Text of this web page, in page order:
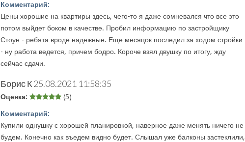
Комментарий:
Цены хорошие на квартиры здесь, чего-то я даже сомневался что все это
потом выйдет боком в качестве. Пробил информацию по застройщику
Стоун - ребята вроде надежные. Еще месяцок последил за ходом стройки
- ну работа ведется, причем бодро. Короче взял двушку по итогу, жду
сейчас сдачи.
Борис К25.08.2021 11:58:35
Оценка: (5)
Комментарий:
Купили однушку с хорошей планировкой, наверное даже менять ничего не
будем. Конечно как въедем видно будет. Слышал уже балконы застеклили,